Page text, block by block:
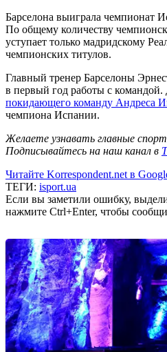
Барселона выиграла чемпионат
По общему количеству
уступает только мадридскому
чемпионских титулов.
Главный тренер Барселоны
в первый год работы с
покидающего команду Андреса
чемпиона Испании.
Желаете узнавать главные
Подписывайтесь на наш канал в
Читайте Korrespondent.net в
ТЕГИ: isport.ua
Если вы заметили ошибку,
нажмите Ctrl+Enter, чтобы